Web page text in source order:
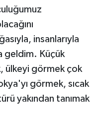
insanlarıyla
geldim. Küçük
ülkeyi görmek çok
görmek, sıcak
yakından tanımak